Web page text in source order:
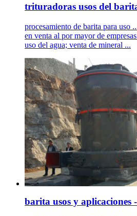
trituradoras usos del
procesamiento de barita para uso
en venta al por mayor de
uso del agua; venta de mineral ...
barita usos y aplicaciones